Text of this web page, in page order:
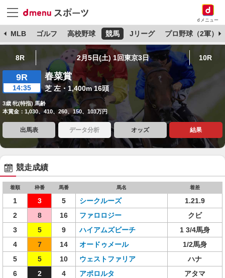
dメニュー
MLB ゴルフ 高校野球 競馬 Jリーグ プロ野球（2軍）
8R 2月5日(土) 1回東京3日 10R
9R
14:35
春菜賞
芝 左・1,400m 16頭
3歳 牝(特指) 馬齢
本賞金：1,030、410、260、150、103万円
出馬表 データ分析 オッズ 結果
競走成績
着順 枠番 馬番 馬名 着差
1 3 5 シークルーズ
1.21.9
2
8 16 ファロロジー
クビ
3
5 9 ハイアムズビーチ
1 3/4馬身
4
7 14 オードゥメール
1/2馬身
5
5 10 ウェストファリア
ハナ
6
2 4 アポロルタ
アタマ